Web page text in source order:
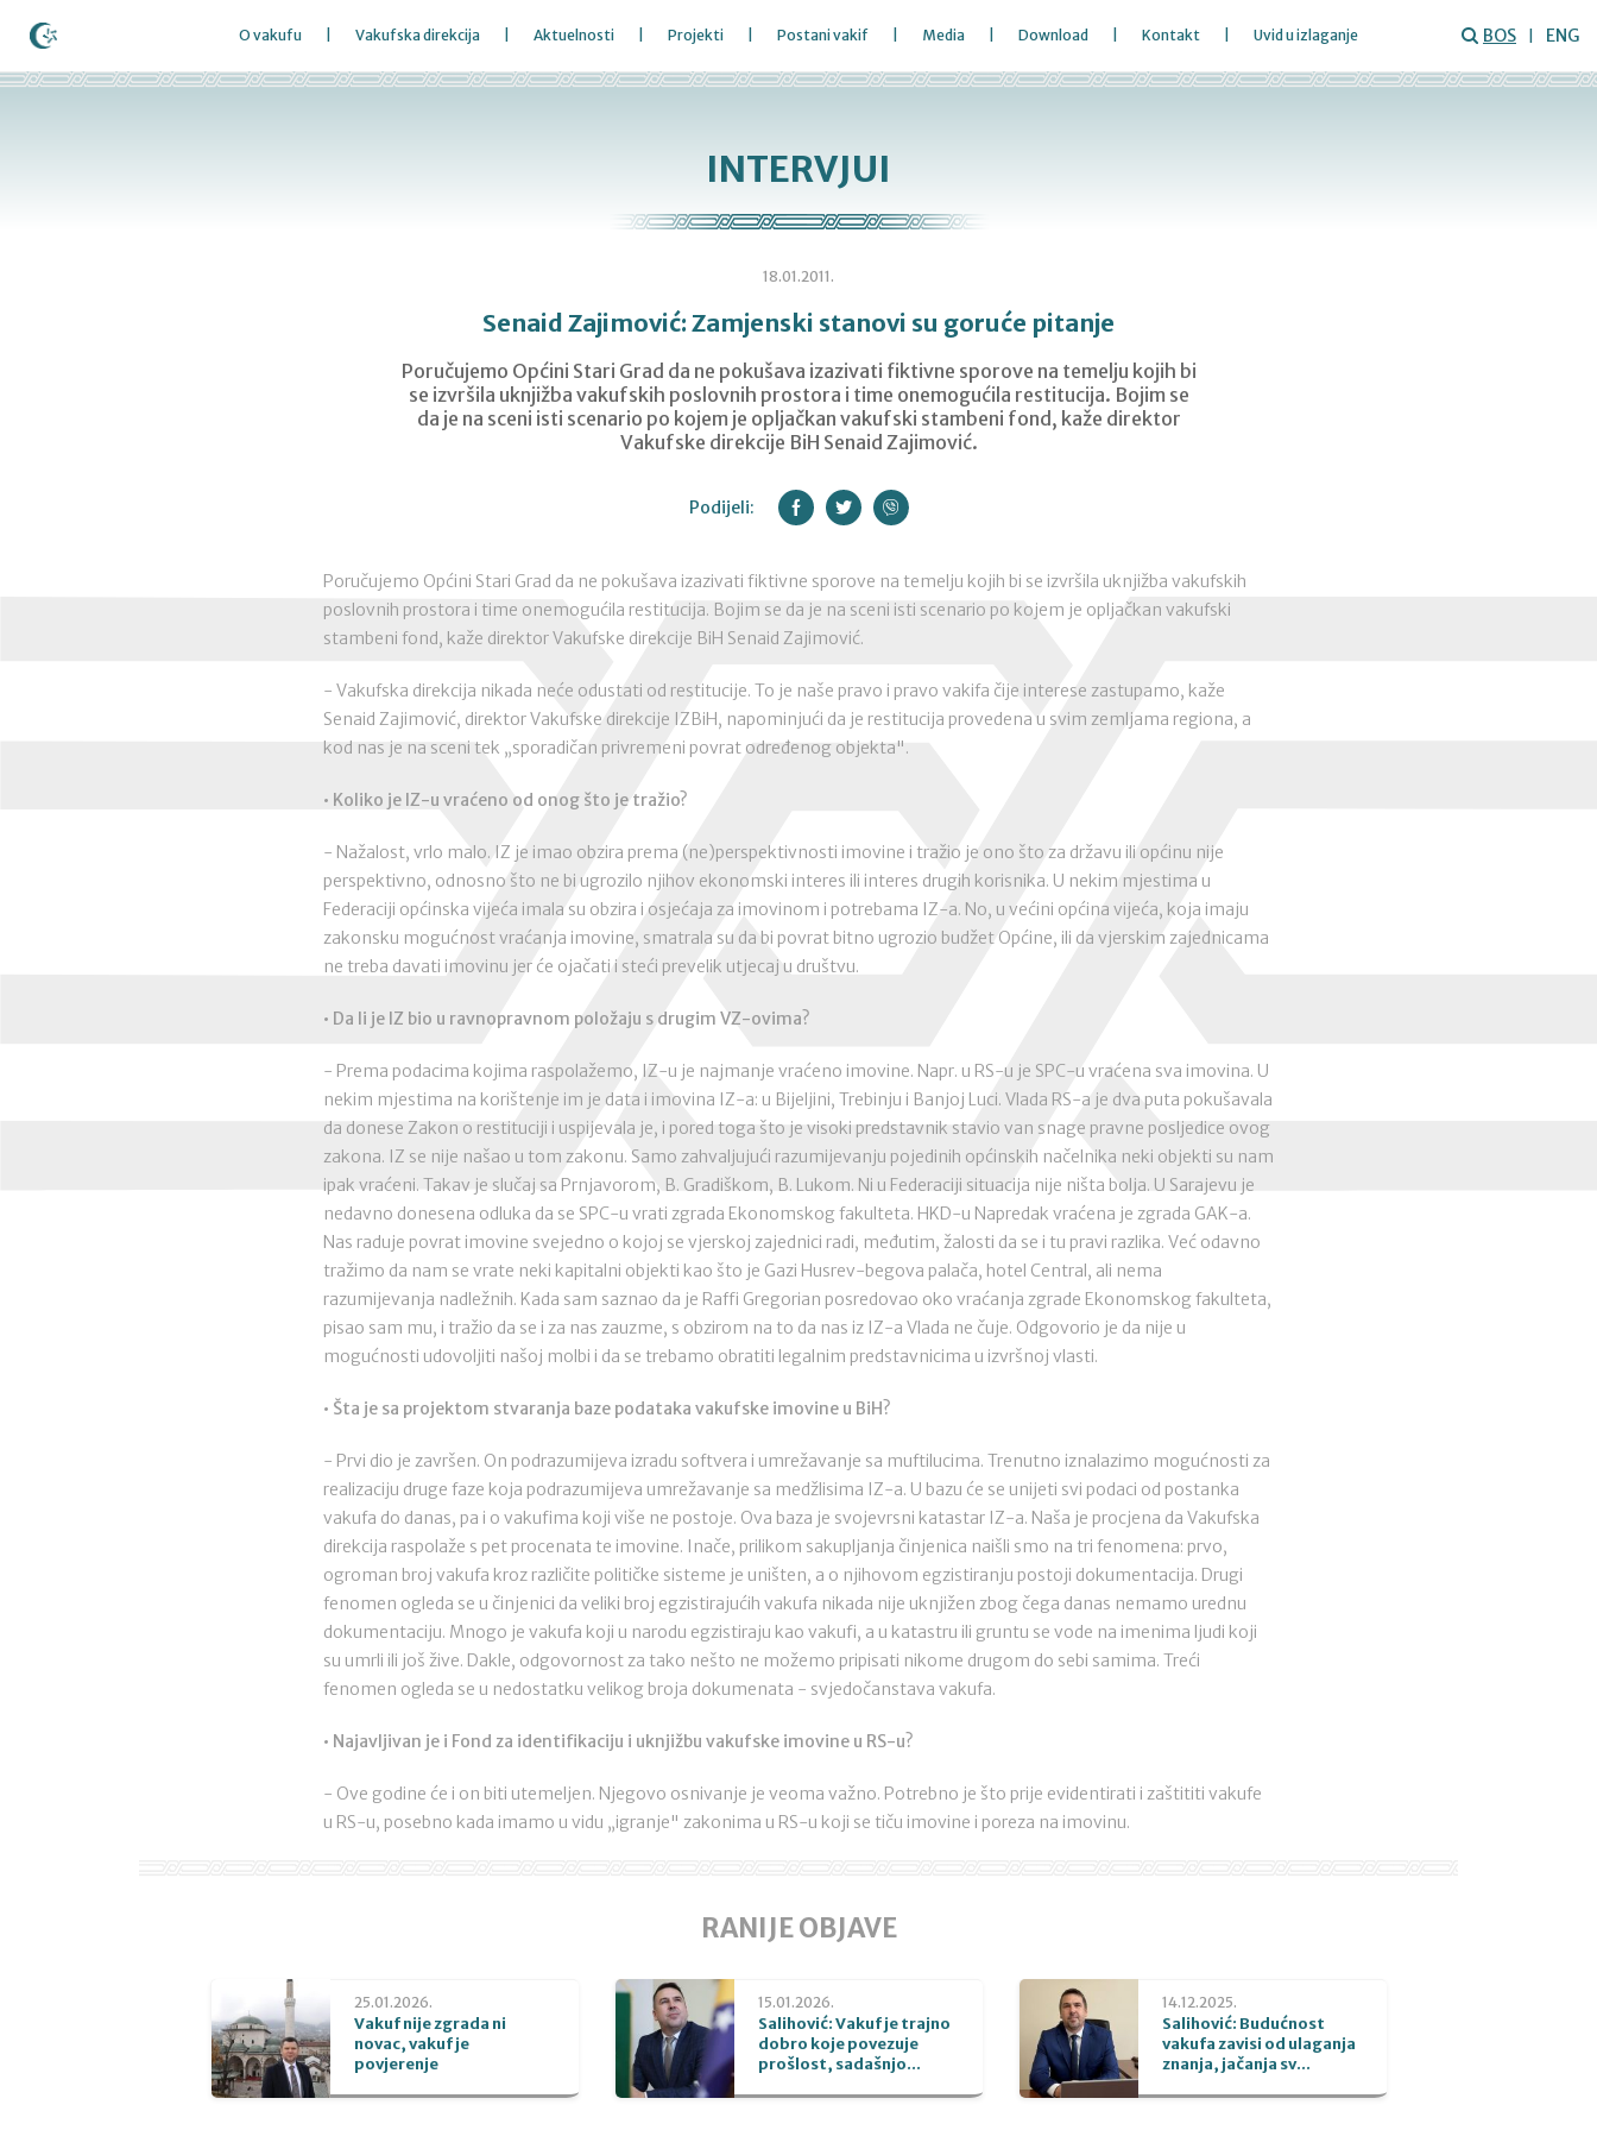
O vakufu Vakufska direkcija Aktuelnosti Projekti Postani vakif Media Download Kontakt Uvid u izlaganje BOS ENG
INTERVJUI
18.01.2011.
Senaid Zajimović: Zamjenski stanovi su goruće pitanje
Poručujemo Općini Stari Grad da ne pokušava izazivati fiktivne sporove na temelju kojih bi
se izvršila uknjižba vakufskih poslovnih prostora i time onemogućila restitucija. Bojim se
da je na sceni isti scenario po kojem je opljačkan vakufski stambeni fond, kaže direktor
Vakufske direkcije BiH Senaid Zajimović.
Podijeli:
Poručujemo Općini Stari Grad da ne pokušava izazivati fiktivne sporove na temelju kojih bi se izvršila uknjižba vakufskih
poslovnih prostora i time onemogućila restitucija. Bojim se da je na sceni isti scenario po kojem je opljačkan vakufski
stambeni fond, kaže direktor Vakufske direkcije BiH Senaid Zajimović.
- Vakufska direkcija nikada neće odustati od restitucije. To je naše pravo i pravo vakifa čije interese zastupamo, kaže
Senaid Zajimović, direktor Vakufske direkcije IZBiH, napominjući da je restitucija provedena u svim zemljama regiona, a
kod nas je na sceni tek „sporadičan privremeni povrat određenog objekta".
• Koliko je IZ-u vraćeno od onog što je tražio?
- Nažalost, vrlo malo. IZ je imao obzira prema (ne)perspektivnosti imovine i tražio je ono što za državu ili općinu nije
perspektivno, odnosno što ne bi ugrozilo njihov ekonomski interes ili interes drugih korisnika. U nekim mjestima u
Federaciji općinska vijeća imala su obzira i osjećaja za imovinom i potrebama IZ-a. No, u većini općina vijeća, koja imaju
zakonsku mogućnost vraćanja imovine, smatrala su da bi povrat bitno ugrozio budžet Općine, ili da vjerskim zajednicama
ne treba davati imovinu jer će ojačati i steći prevelik utjecaj u društvu.
• Da li je IZ bio u ravnopravnom položaju s drugim VZ-ovima?
- Prema podacima kojima raspolažemo, IZ-u je najmanje vraćeno imovine. Napr. u RS-u je SPC-u vraćena sva imovina. U
nekim mjestima na korištenje im je data i imovina IZ-a: u Bijeljini, Trebinju i Banjoj Luci. Vlada RS-a je dva puta pokušavala
da donese Zakon o restituciji i uspijevala je, i pored toga što je visoki predstavnik stavio van snage pravne posljedice ovog
zakona. IZ se nije našao u tom zakonu. Samo zahvaljujući razumijevanju pojedinih općinskih načelnika neki objekti su nam
ipak vraćeni. Takav je slučaj sa Prnjavorom, B. Gradiškom, B. Lukom. Ni u Federaciji situacija nije ništa bolja. U Sarajevu je
nedavno donesena odluka da se SPC-u vrati zgrada Ekonomskog fakulteta. HKD-u Napredak vraćena je zgrada GAK-a.
Nas raduje povrat imovine svejedno o kojoj se vjerskoj zajednici radi, međutim, žalosti da se i tu pravi razlika. Već odavno
tražimo da nam se vrate neki kapitalni objekti kao što je Gazi Husrev-begova palača, hotel Central, ali nema
razumijevanja nadležnih. Kada sam saznao da je Raffi Gregorian posredovao oko vraćanja zgrade Ekonomskog fakulteta,
pisao sam mu, i tražio da se i za nas zauzme, s obzirom na to da nas iz IZ-a Vlada ne čuje. Odgovorio je da nije u
mogućnosti udovoljiti našoj molbi i da se trebamo obratiti legalnim predstavnicima u izvršnoj vlasti.
• Šta je sa projektom stvaranja baze podataka vakufske imovine u BiH?
- Prvi dio je završen. On podrazumijeva izradu softvera i umrežavanje sa muftilucima. Trenutno iznalazimo mogućnosti za
realizaciju druge faze koja podrazumijeva umrežavanje sa medžlisima IZ-a. U bazu će se unijeti svi podaci od postanka
vakufa do danas, pa i o vakufima koji više ne postoje. Ova baza je svojevrsni katastar IZ-a. Naša je procjena da Vakufska
direkcija raspolaže s pet procenata te imovine. Inače, prilikom sakupljanja činjenica naišli smo na tri fenomena: prvo,
ogroman broj vakufa kroz različite političke sisteme je uništen, a o njihovom egzistiranju postoji dokumentacija. Drugi
fenomen ogleda se u činjenici da veliki broj egzistirajućih vakufa nikada nije uknjižen zbog čega danas nemamo urednu
dokumentaciju. Mnogo je vakufa koji u narodu egzistiraju kao vakufi, a u katastru ili gruntu se vode na imenima ljudi koji
su umrli ili još žive. Dakle, odgovornost za tako nešto ne možemo pripisati nikome drugom do sebi samima. Treći
fenomen ogleda se u nedostatku velikog broja dokumenata - svjedočanstava vakufa.
• Najavljivan je i Fond za identifikaciju i uknjižbu vakufske imovine u RS-u?
- Ove godine će i on biti utemeljen. Njegovo osnivanje je veoma važno. Potrebno je što prije evidentirati i zaštititi vakufe
u RS-u, posebno kada imamo u vidu „igranje" zakonima u RS-u koji se tiču imovine i poreza na imovinu.
RANIJE OBJAVE
25.01.2026.
Vakuf nije zgrada ni
novac, vakuf je
povjerenje
15.01.2026.
Salihović: Vakuf je trajno
dobro koje povezuje
prošlost, sadašnjo...
14.12.2025.
Salihović: Budućnost
vakufa zavisi od ulaganja
znanja, jačanja sv...